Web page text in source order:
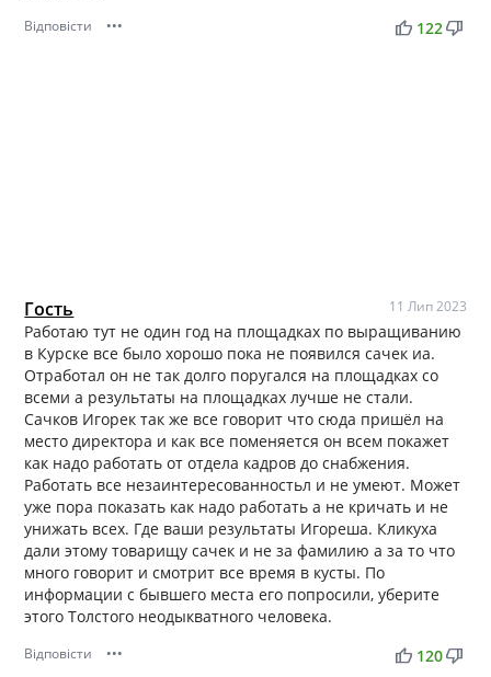
Відповісти ••• thumb_up thumb_down
122
Гость 11 Лип 2023
Работаю тут не один год на площадках по выращиванию
в Курске все было хорошо пока не появился сачек иа.
Отработал он не так долго поругался на площадках со
всеми а результаты на площадках лучше не стали.
Сачков Игорек так же все говорит что сюда пришёл на
место директора и как все поменяется он всем покажет
как надо работать от отдела кадров до снабжения.
Работать все незаинтересованностьл и не умеют. Может
уже пора показать как надо работать а не кричать и не
унижать всех. Где ваши результаты Игореша. Кликуха
дали этому товарищу сачек и не за фамилию а за то что
много говорит и смотрит все время в кусты. По
информации с бывшего места его попросили, уберите
этого Толстого неодыкватного человека.
Відповісти ••• thumb_up thumb_down
120